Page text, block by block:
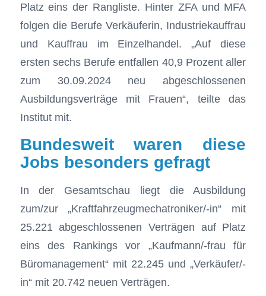
Platz eins der Rangliste. Hinter ZFA und MFA
folgen die Berufe Verkäuferin, Industriekauffrau
und Kauffrau im Einzelhandel. „Auf diese
ersten sechs Berufe entfallen 40,9 Prozent aller
zum 30.09.2024 neu abgeschlossenen
Ausbildungsverträge mit Frauen“, teilte das
Institut mit.
Bundesweit waren diese
Jobs besonders gefragt
In der Gesamtschau liegt die Ausbildung
zum/zur „Kraftfahrzeugmechatroniker/-in“ mit
25.221 abgeschlossenen Verträgen auf Platz
eins des Rankings vor „Kaufmann/-frau für
Büromanagement“ mit 22.245 und „Verkäufer/-
in“ mit 20.742 neuen Verträgen.